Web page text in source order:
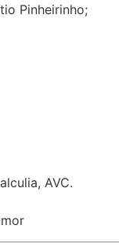
Pinheirinho;
AVC.